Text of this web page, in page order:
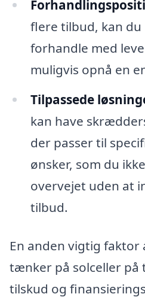
flere tilbud, kan
forhandle med
muligvis opnå en
Tilpassede
kan have
der passer til
ønsker, som du
overvejet uden at
tilbud.
En anden vigtig faktor
tænker på solceller på
tilskud og